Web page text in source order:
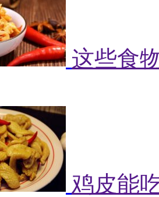
这些食
鸡皮能